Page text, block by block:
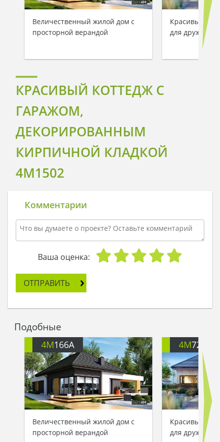
Величественный жилой дом с
просторной верандой
Красивый
для дружной
КРАСИВЫЙ КОТТЕДЖ С
ГАРАЖОМ,
ДЕКОРИРОВАННЫМ
КИРПИЧНОЙ КЛАДКОЙ
4M1502
Комментарии
Ваша оценка:
ОТПРАВИТЬ
Подобные
4M166A
Величественный жилой дом с
просторной верандой
4M722
Красивый
для дружной